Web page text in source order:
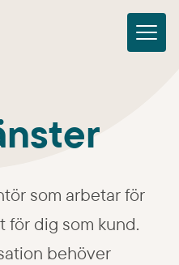
som arbetar för
dig som kund.
behöver